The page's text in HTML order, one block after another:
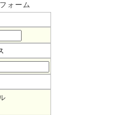
ォーム